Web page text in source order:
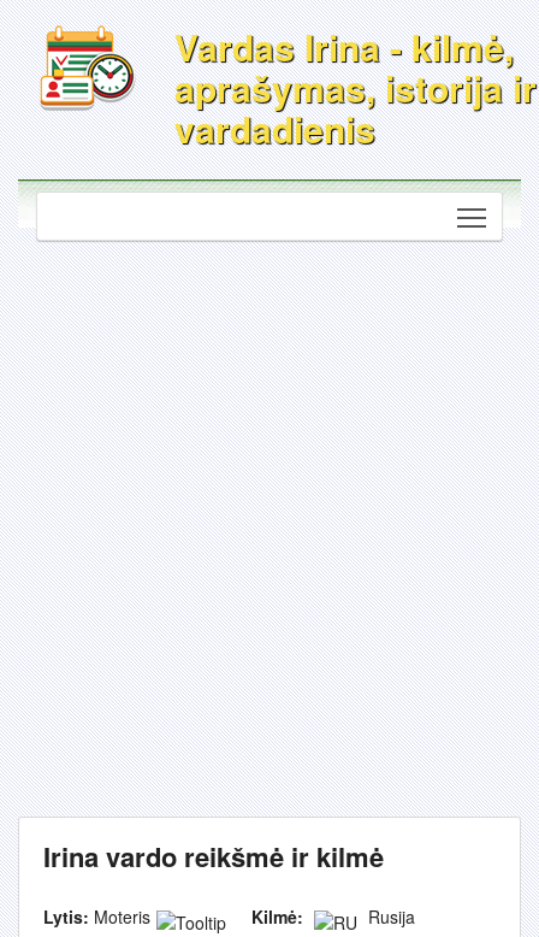
Vardas Irina - kilmė,
aprašymas, istorija ir
vardadienis
Irina vardo reikšmė ir kilmė
Lytis: Moteris Kilmė: Rusija